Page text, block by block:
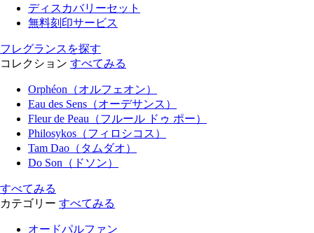
ディスカバリーセット
無料刻印サービス
フレグランスを探す
コレクション すべてみる
Orphéon（オルフェオン）
Eau des Sens（オーデサンス）
Fleur de Peau（フルール ドゥ ポー）
Philosykos（フィロシコス）
Tam Dao（タムダオ）
Do Son（ドソン）
すべてみる
カテゴリー すべてみる
オードパルファン